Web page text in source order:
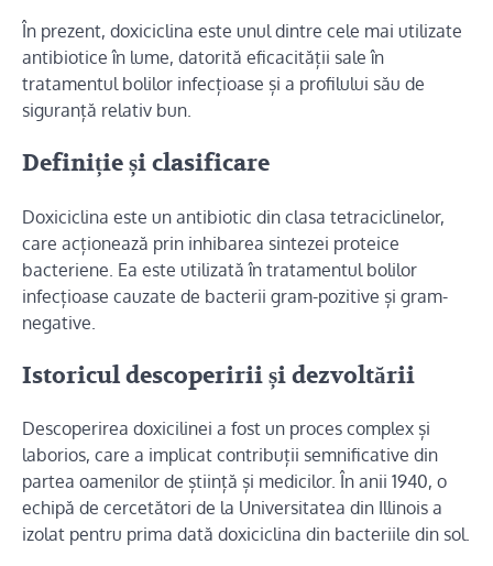
În prezent, doxiciclina este unul dintre cele mai utilizate
antibiotice în lume, datorită eficacității sale în
tratamentul bolilor infecțioase și a profilului său de
siguranță relativ bun.
Definiție și clasificare
Doxiciclina este un antibiotic din clasa tetraciclinelor,
care acționează prin inhibarea sintezei proteice
bacteriene. Ea este utilizată în tratamentul bolilor
infecțioase cauzate de bacterii gram-pozitive și gram-
negative.
Istoricul descoperirii și dezvoltării
Descoperirea doxicilinei a fost un proces complex și
laborios, care a implicat contribuții semnificative din
partea oamenilor de știință și medicilor. În anii 1940, o
echipă de cercetători de la Universitatea din Illinois a
izolat pentru prima dată doxiciclina din bacteriile din sol.